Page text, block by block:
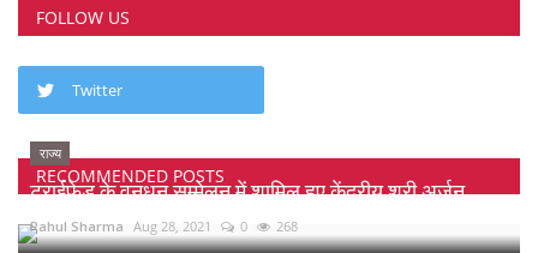
FOLLOW US
Twitter
RECOMMENDED POSTS
राज्य
ट्राईफेड के वनधन सम्मेलन में शामिल हुए केंद्रीय श्री अर्जुन...
Rahul Sharma Aug 28, 2021 0 268